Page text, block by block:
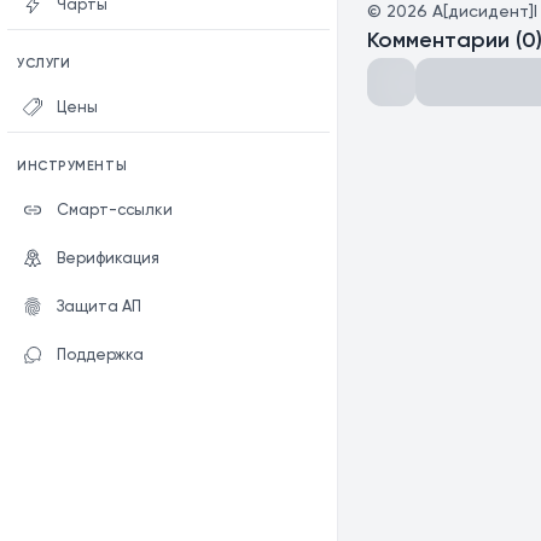
Чарты
УСЛУГИ
Цены
ИНСТРУМЕНТЫ
Смарт-ссылки
Верификация
Защита АП
Поддержка
© 2026 A[дисидент]I
Комментарии (0)